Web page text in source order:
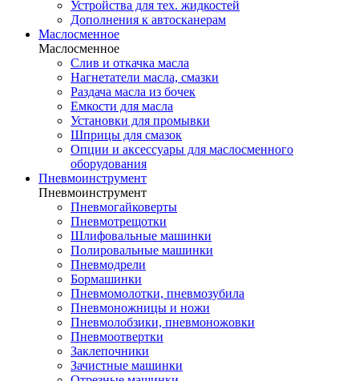
Устройства для тех. жидкостей
Дополнения к автосканерам
Маслосменное
Маслосменное
Слив и откачка масла
Нагнетатели масла, смазки
Раздача масла из бочек
Емкости для масла
Установки для промывки
Шприцы для смазок
Опции и аксессуары для маслосменного
оборудования
Пневмоинструмент
Пневмоинструмент
Пневмогайковерты
Пневмотрещотки
Шлифовальные машинки
Полировальные машинки
Пневмодрели
Бормашинки
Пневмомолотки, пневмозубила
Пневмоножницы и ножи
Пневмолобзики, пневмоножовки
Пневмоотвертки
Заклепочники
Зачистные машинки